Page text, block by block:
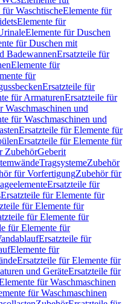
WaschtischeElemente für
Elemente für
Elemente für Duschen
für Duschen mit
BadewannenErsatzteile für
Elemente für
für
Ersatzteile für
für ArmaturenErsatzteile für
Waschmaschinen und
für Waschmaschinen und
Ersatzteile für Elemente für
Ersatzteile für Elemente für
ZubehörGeberit
TragsystemeZubehör
für VorfertigungZubehör für
Ersatzteile für
Ersatzteile für Elemente für
für Elemente für
für Elemente für
für Elemente für
Ersatzteile für
Elemente für
Ersatzteile für Elemente für
und GeräteErsatzteile für
für Waschmaschinen
für Waschmaschinen